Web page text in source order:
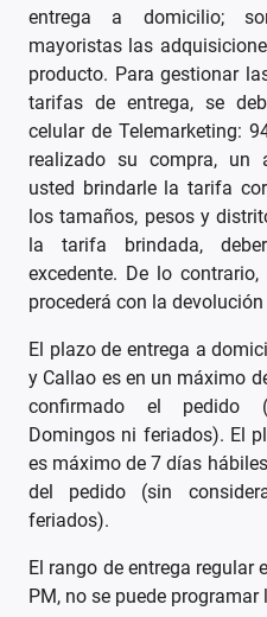
entrega a domicilio;
mayoristas las
producto. Para gestionar
tarifas de entrega, se
celular de Telemarketing:
realizado su compra, un
usted brindarle la tarifa
los tamaños, pesos y
la tarifa brindada,
excedente. De lo
procederá con la
El plazo de entrega a
y Callao es en un máximo
confirmado el pedido
Domingos ni feriados). El
es máximo de 7 días
del pedido (sin
feriados).
El rango de entrega regular
PM, no se puede programar